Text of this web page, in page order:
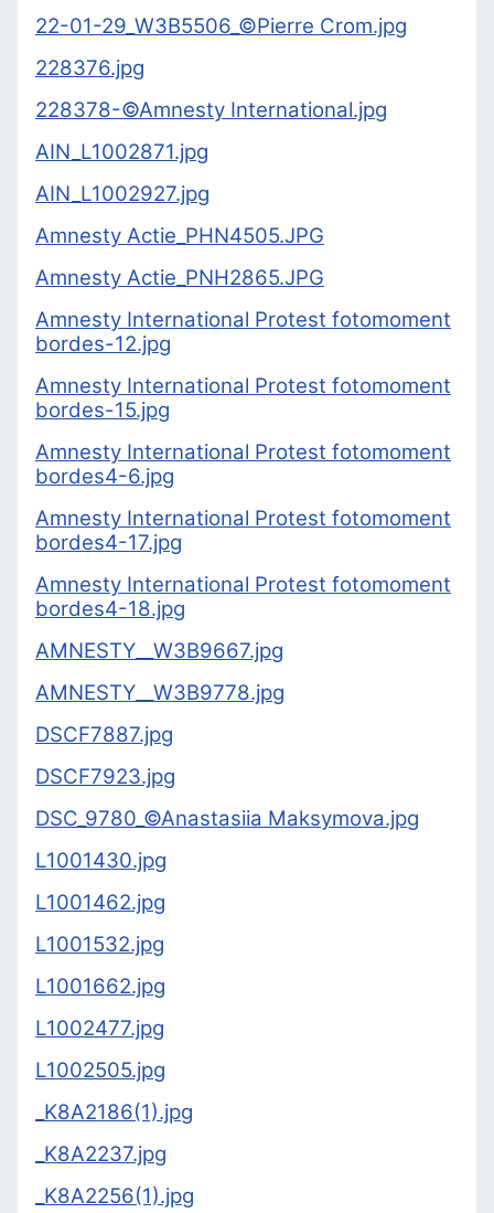
22-01-29_W3B5506_©Pierre Crom.jpg
228376.jpg
228378-©Amnesty International.jpg
AIN_L1002871.jpg
AIN_L1002927.jpg
Amnesty Actie_PHN4505.JPG
Amnesty Actie_PNH2865.JPG
Amnesty International Protest fotomoment
bordes-12.jpg
Amnesty International Protest fotomoment
bordes-15.jpg
Amnesty International Protest fotomoment
bordes4-6.jpg
Amnesty International Protest fotomoment
bordes4-17.jpg
Amnesty International Protest fotomoment
bordes4-18.jpg
AMNESTY__W3B9667.jpg
AMNESTY__W3B9778.jpg
DSCF7887.jpg
DSCF7923.jpg
DSC_9780_©Anastasiia Maksymova.jpg
L1001430.jpg
L1001462.jpg
L1001532.jpg
L1001662.jpg
L1002477.jpg
L1002505.jpg
_K8A2186(1).jpg
_K8A2237.jpg
_K8A2256(1).jpg